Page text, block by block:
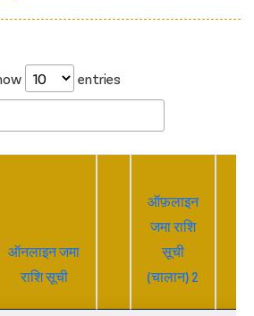
entries
ऑनलाइन जमा
राशि सूची
ऑफ़लाइन
जमा राशि
सूची
(चालान) 2